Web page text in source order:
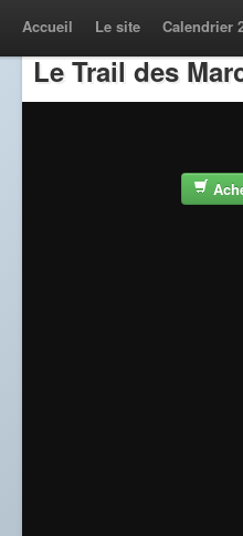
Accueil Le site Calendrier
Le Trail des